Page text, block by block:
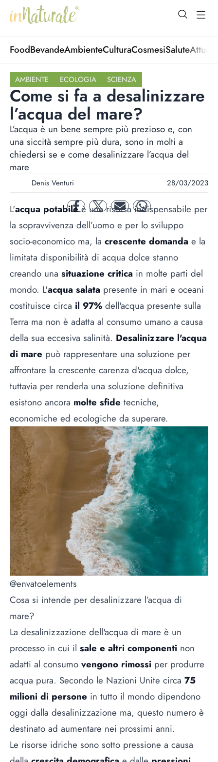
open
FoodBevandeAmbienteCulturaCosmesiSalute
AMBIENTE ECOLOGIA SCIENZA
Come si fa a desalinizzare
l’acqua del mare?
L’acqua è un bene sempre più prezioso e, con
una siccità sempre più dura, sono in molti a
chiedersi se e come desalinizzare l’acqua del
mare
Denis Venturi 28/03/2023
facebooktwitter mail whatsapp
L'acqua potabileè una risorsa indispensabile per
la sopravvivenza dell’uomo e per lo sviluppo
socio-economico ma, la crescente domanda e la
limitata disponibilità di acqua dolce stanno
creando una situazione critica in molte parti del
mondo. L'acqua salata presente in mari e oceani
costituisce circa il 97% dell'acqua presente sulla
Terra ma non è adatta al consumo umano a causa
della sua eccesiva salinità. Desalinizzare l'acqua
di mare può rappresentare una soluzione per
affrontare la crescente carenza d'acqua dolce,
tuttavia per renderla una soluzione definitiva
esistono ancora molte sfide tecniche,
economiche ed ecologiche da superare.
@envatoelements
Cosa si intende per desalinizzare l’acqua di
mare?
La desalinizzazione dell'acqua di mare è un
processo in cui il sale e altri componenti non
adatti al consumo vengono rimossi per produrre
acqua pura. Secondo le Nazioni Unite circa 75
milioni di persone in tutto il mondo dipendono
oggi dalla desalinizzazione ma, questo numero è
destinato ad aumentare nei prossimi anni.
Le risorse idriche sono sotto pressione a causa